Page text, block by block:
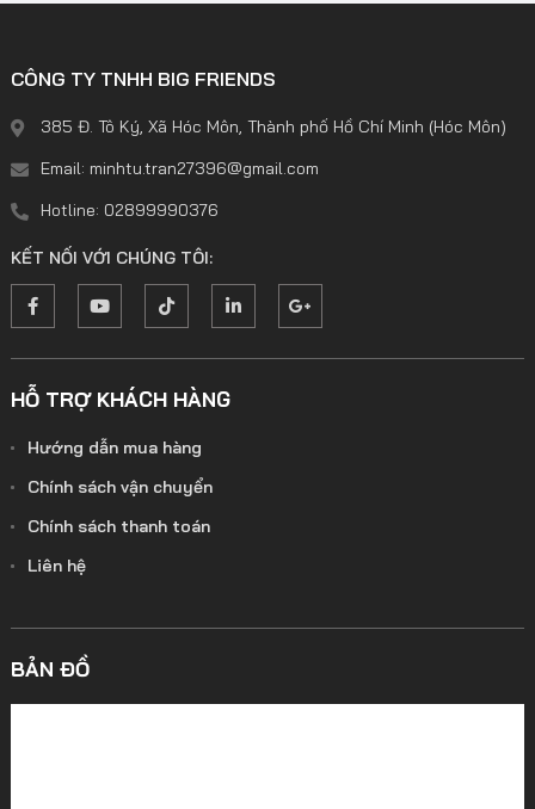
CÔNG TY TNHH BIG FRIENDS
385 Đ. Tô Ký, Xã Hóc Môn, Thành phố Hồ Chí Minh (Hóc Môn)
Email: minhtu.tran27396@gmail.com
Hotline: 02899990376
KẾT NỐI VỚI CHÚNG TÔI:
HỖ TRỢ KHÁCH HÀNG
Hướng dẫn mua hàng
Chính sách vận chuyển
Chính sách thanh toán
Liên hệ
BẢN ĐỒ